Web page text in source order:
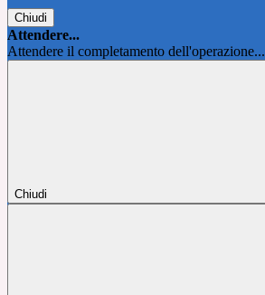
Chiudi
Attendere...
Attendere il completamento dell'operazione...
Chiudi